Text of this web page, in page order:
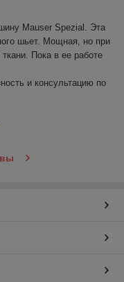
Mauser Spezial. Эта
шьет. Мощная, но при
Пока в ее работе
и консультацию по